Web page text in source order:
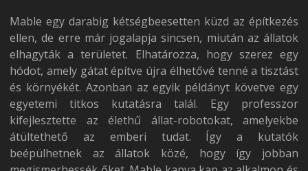
Mable egy darabig kétségbeesetten küzd az építkezés
ellen, de erre már jogalapja sincsen, miután az állatok
elhagyták a területet. Elhatározza, hogy szerez egy
hódot, amely gátat építve újra élhetővé tenné a tisztást
és környékét. Azonban az egyik példányt követve egy
egyetemi titkos kutatásra talál. Egy professzor
kifejlesztette az élethű állat-robotokat, amelyekbe
átültethető az emberi tudat. Így a kutatók
beépülhetnek az állatok közé, hogy így jobban